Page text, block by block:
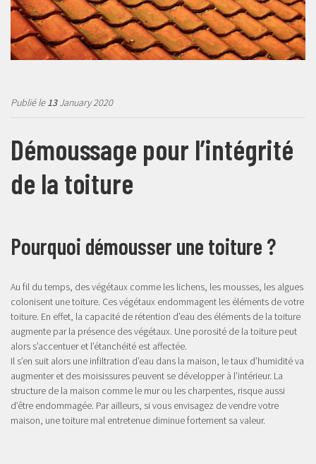
Publié le13January 2020
Démoussage pour l’intégrité
de la toiture
Pourquoi démousser une toiture ?
Au fil du temps, des végétaux comme les lichens, les mousses, les algues
colonisent une toiture. Ces végétaux endommagent les éléments de votre
toiture. En effet, la capacité de rétention d’eau des éléments de la toiture
augmente par la présence des végétaux. Une porosité de la toiture peut
alors s’accentuer et l’étanchéité est affectée.
Il s’en suit alors une infiltration d’eau dans la maison, le taux d’humidité va
augmenter et des moisissures peuvent se développer à l’intérieur. La
structure de la maison comme le mur ou les charpentes, risque aussi
d’être endommagée. Par ailleurs, si vous envisagez de vendre votre
maison, une toiture mal entretenue diminue fortement sa valeur.